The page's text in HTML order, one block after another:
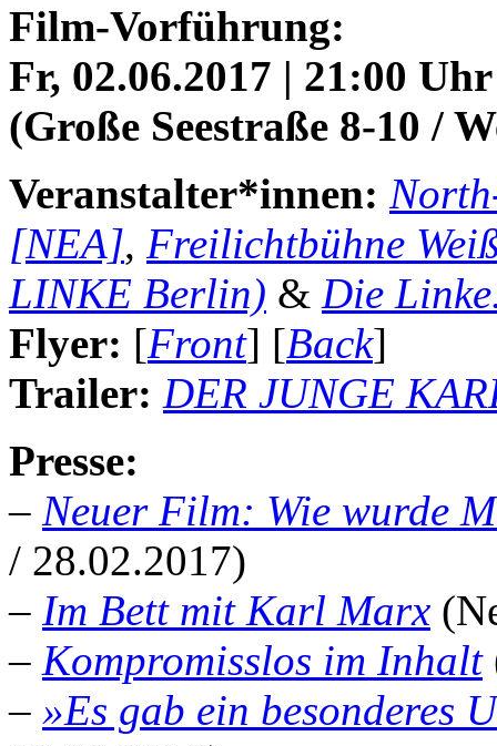
Film-Vorführung:
Fr, 02.06.2017 | 21:00
(Große Seestraße 8-10 /
Veranstalter*innen:
[NEA], Freilichtbühne
LINKE Berlin) & Die
Flyer: [Front] [Back]
Trailer: DER JUNGE
Presse:
– Neuer Film: Wie wurde
/ 28.02.2017)
– Im Bett mit Karl Marx
– Kompromisslos im Inhalt
– »Es gab ein besonderes